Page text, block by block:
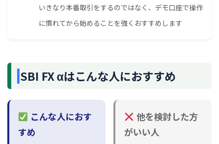
いきなり本番取引をするのではなく、デモ口座で操作
に慣れてから始めることを強くおすすめします
SBI FX αはこんな人におすすめ
こんな人におす
すめ
他を検討した方
がいい人